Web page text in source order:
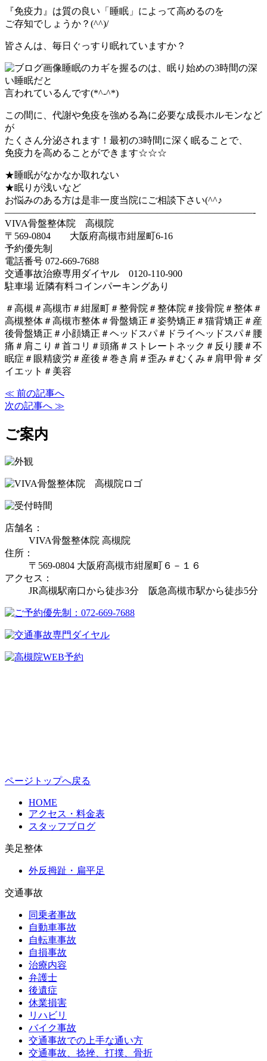
『免疫力』は質の良い「睡眠」によって高めるのを
ご存知でしょうか？(^^)/
皆さんは、毎日ぐっすり眠れていますか？
睡眠のカギを握るのは、眠り始めの3時間の深
い睡眠だと
言われているんです(*^-^*)
この間に、代謝や免疫を強める為に必要な成長ホルモンなど
が
たくさん分泌されます！最初の3時間に深く眠ることで、
免疫力を高めることができます☆☆☆
★睡眠がなかなか取れない
★眠りが浅いなど
お悩みのある方は是非一度当院にご相談下さい(^^♪
——————————————————————————-
VIVA骨盤整体院 高槻院
〒569-0804 大阪府高槻市紺屋町6-16
予約優先制
電話番号 072-669-7688
交通事故治療専用ダイヤル 0120-110-900
駐車場 近隣有料コインパーキングあり
＃高槻＃高槻市＃紺屋町＃整骨院＃整体院＃接骨院＃整体＃
高槻整体＃高槻市整体＃骨盤矯正＃姿勢矯正＃猫背矯正＃産
後骨盤矯正＃小顔矯正＃ヘッドスパ＃ドライヘッドスパ＃腰
痛＃肩こり＃首コリ＃頭痛＃ストレートネック＃反り腰＃不
眠症＃眼精疲労＃産後＃巻き肩＃歪み＃むくみ＃肩甲骨＃ダ
イエット＃美容
≪ 前の記事へ
次の記事へ ≫
ご案内
店舗名：
VIVA骨盤整体院 高槻院
住所：
〒569-0804 大阪府高槻市紺屋町６－１６
アクセス：
JR高槻駅南口から徒歩3分 阪急高槻市駅から徒歩5分
ページトップへ戻る
HOME
アクセス・料金表
スタッフブログ
美足整体
外反拇趾・扁平足
交通事故
同乗者事故
自動車事故
自転車事故
自損事故
治療内容
弁護士
後遺症
休業損害
リハビリ
バイク事故
交通事故での上手な通い方
交通事故、捻挫、打撲、骨折